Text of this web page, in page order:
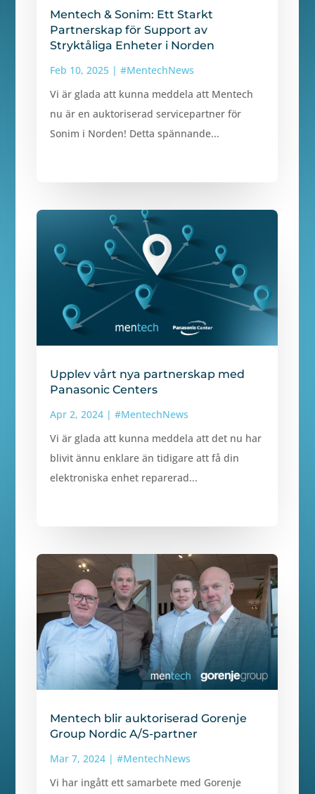
Mentech & Sonim: Ett Starkt
Partnerskap för Support av
Stryktåliga Enheter i Norden
Feb 10, 2025 |#MentechNews
Vi är glada att kunna meddela att Mentech
nu är en auktoriserad servicepartner för
Sonim i Norden! Detta spännande...
Upplev vårt nya partnerskap med
Panasonic Centers
Apr 2, 2024 |#MentechNews
Vi är glada att kunna meddela att det nu har
blivit ännu enklare än tidigare att få din
elektroniska enhet reparerad...
Mentech blir auktoriserad Gorenje
Group Nordic A/S-partner
Mar 7, 2024 |#MentechNews
Vi har ingått ett samarbete med Gorenje